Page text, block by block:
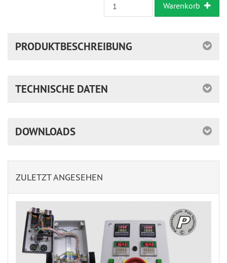
Warenkorb
PRODUKTBESCHREIBUNG
TECHNISCHE DATEN
DOWNLOADS
ZULETZT ANGESEHEN